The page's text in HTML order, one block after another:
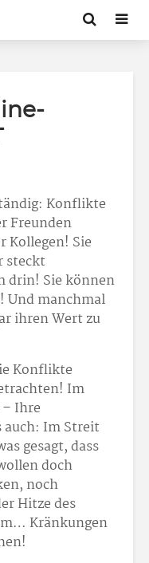
Konflikte
Freunden
Kollegen! Sie
steckt
drin! Sie können
Und manchmal
ihren Wert zu
Konflikte
Im
Ihre
auch: Im Streit
gesagt, dass
doch
noch
Hitze des
Kränkungen